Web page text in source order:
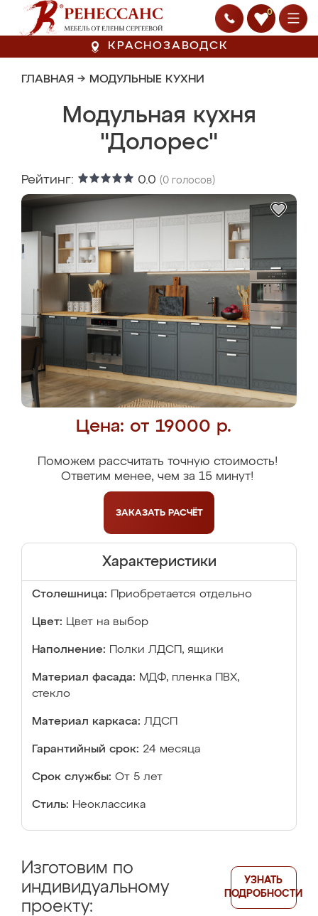
0
КРАСНОЗАВОДСК
ГЛАВНАЯ → МОДУЛЬНЫЕ КУХНИ
Модульная кухня
"Долорес"
Рейтинг: 0.0 (0 голосов)
Цена: от 19000 р.
Поможем рассчитать точную стоимость!
Ответим менее, чем за 15 минут!
ЗАКАЗАТЬ РАСЧЁТ
Характеристики
Столешница: Приобретается отдельно
Цвет: Цвет на выбор
Наполнение: Полки ЛДСП, ящики
Материал фасада: МДФ, пленка ПВХ,
стекло
Материал каркаса: ЛДСП
Гарантийный срок: 24 месяца
Срок службы: От 5 лет
Стиль: Неоклассика
Изготовим по
индивидуальному
проекту:
УЗНАТЬ
ПОДРОБНОСТИ